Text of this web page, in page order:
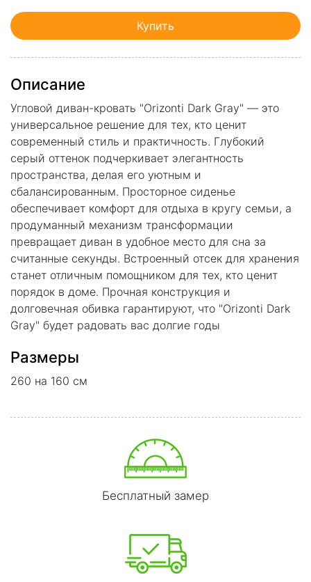
Купить
Описание
Угловой диван-кровать "Orizonti Dark Gray" — это
универсальное решение для тех, кто ценит
современный стиль и практичность. Глубокий
серый оттенок подчеркивает элегантность
пространства, делая его уютным и
сбалансированным. Просторное сиденье
обеспечивает комфорт для отдыха в кругу семьи, а
продуманный механизм трансформации
превращает диван в удобное место для сна за
считанные секунды. Встроенный отсек для хранения
станет отличным помощником для тех, кто ценит
порядок в доме. Прочная конструкция и
долговечная обивка гарантируют, что "Orizonti Dark
Gray" будет радовать вас долгие годы
Размеры
260 на 160 см
Бесплатный замер